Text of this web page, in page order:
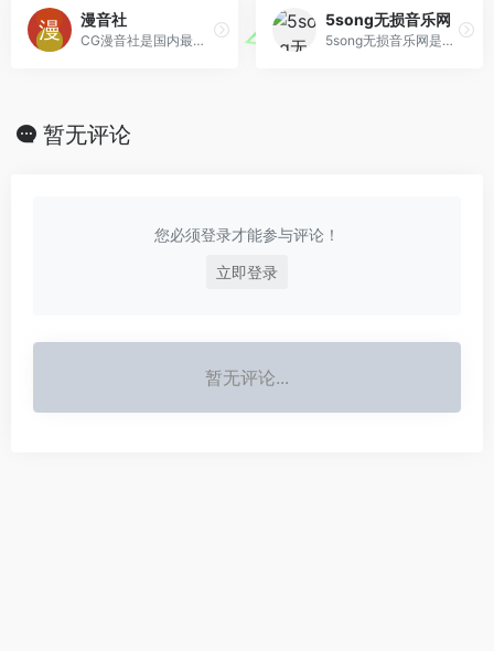
漫音社
CG漫音社是国内最新最全的动漫音乐下载网站，免费提供ACG动漫歌曲在线试听、ACG动漫无损音乐下载等服务，满足您的全方位的听歌需求。
5song无损音乐网
5song无损音乐网是一个免费提供全网无损音乐及mp3歌曲免费下载网站,为广大音乐爱好者提供音乐资源分享平台。
暂无评论
您必须登录才能参与评论！
立即登录
暂无评论...